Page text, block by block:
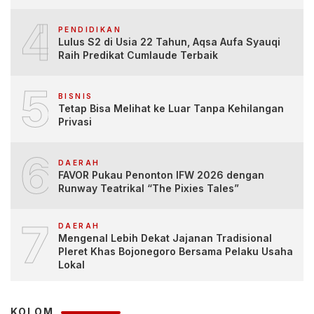
4
PENDIDIKAN
Lulus S2 di Usia 22 Tahun, Aqsa Aufa Syauqi
Raih Predikat Cumlaude Terbaik
5 BISNIS
Tetap Bisa Melihat ke Luar Tanpa Kehilangan
Privasi
6 DAERAH
FAVOR Pukau Penonton IFW 2026 dengan
Runway Teatrikal “The Pixies Tales”
7 DAERAH
Mengenal Lebih Dekat Jajanan Tradisional
Pleret Khas Bojonegoro Bersama Pelaku Usaha
Lokal
KOLOM